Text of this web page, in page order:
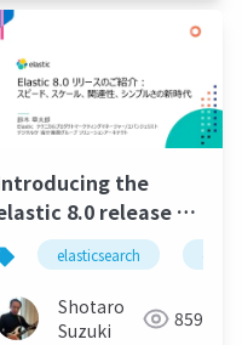
server monitoring
the
8.0 release a
era of speed,
relevance, and
simplicity
elasticsearch
Shotaro
Suzuki
859